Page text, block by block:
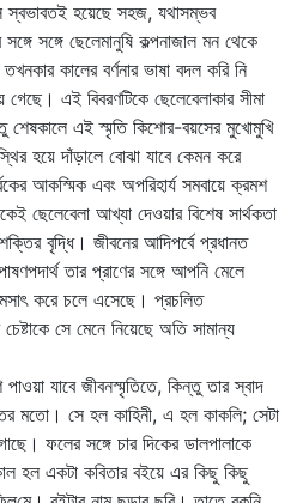
স্বভাবতই হয়েছে সহজ, যথাসম্ভব
সঙ্গে ছেলেমানুষি কল্পনাজাল মন থেকে
কালের বর্ণনার ভাষা বদল করি নি
এই বিবরণটিকে ছেলেবেলাকার সীমা
এই স্মৃতি কিশোর-বয়সের মুখোমুখি
হয়ে দাঁড়ালে বোঝা যাবে কেমন করে
আকস্মিক এবং অপরিহার্য সমবায়ে ক্রমশ
ছেলেবেলা আখ্যা দেওয়ার বিশেষ সার্থকতা
বৃদ্ধি। জীবনের আদিপর্বে প্রধানত
তার প্রাণের সঙ্গে আপনি মেলে
করে চলে এসেছে। প্রচলিত
চেষ্টাকে সে মেনে নিয়েছে অতি সামান্য
যাবে জীবনস্মৃতিতে, কিন্তু তার স্বাদ
মতো। সে হল কাহিনী, এ হল কাকলি; সেটা
ফলের সঙ্গে চার দিকের ডালপালাকে
হল একটা কবিতার বইয়ে এর কিছু কিছু